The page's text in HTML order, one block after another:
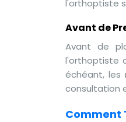
l'orthoptiste
Avant de
Avant de
l'orthoptiste
échéant, les
consultation
Comment